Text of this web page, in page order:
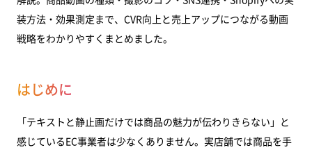
商品詳細動画
ライフスタイル動画
ショート動画（TikTok・Reels・YouTube
Shorts）
効果的な商品動画の制作ポイント
装方法・効果測定まで、CVR向上と売上アップにつながる動画
戦略をわかりやすくまとめました。
はじめに
「テキストと静止画だけでは商品の魅力が伝わりきらない」と
感じているEC事業者は少なくありません。実店舗では商品を手